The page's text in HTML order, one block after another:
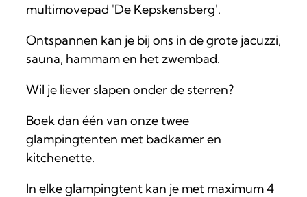
multimovepad 'De Kepskensberg'.
Ontspannen kan je bij ons in de grote jacuzzi,
sauna, hammam en het zwembad.
Wil je liever slapen onder de sterren?
Boek dan één van onze twee
glampingtenten met badkamer en
kitchenette.
In elke glampingtent kan je met maximum 4